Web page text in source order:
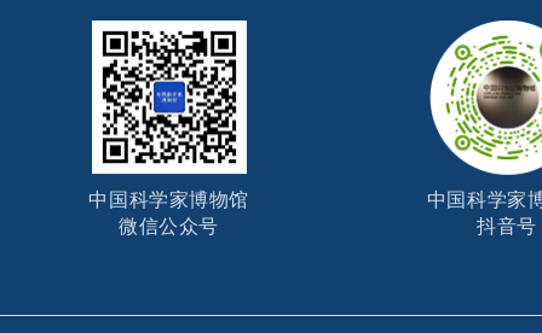
中国科学家博物馆
微信公众号
中国科学家
抖音号